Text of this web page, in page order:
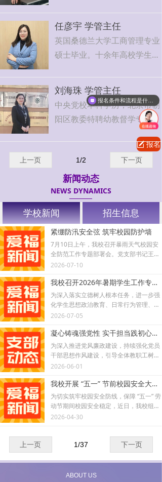
学校新闻 招生信息
紧绷防汛安全弦 筑牢校园防护墙
7月10日上午，我校召开暴雨天气校园安
全防范工作专题部署会。党支部书记王效
萱，副校长韩同林、李勇出席，各职能部
参会。会议从风险研判、任务细化、责任
压实、督导问责四个方面，全面部署校园
防汛应急工作。
2026-07-10
我校召开2026年暑期学生工作专项部署会
为深入落实立德树人根本任务，进一步强
化学生思想政治教育、日常行为管理、校
园服务保障及安全稳定工作，扎实推进学
专项任务，7月1日下午，北京爱福幼师护
理学校学生处在职教楼205会议室组织召
开了2026年暑期学生工作专项部署会。学
校副校长韩同林出席会议并作专项工作部
干部及业务骨干、各二级教学系部学工分
2026-07-05
凝心铸魂强党性 实干担当践初心｜校党支部召开“树立和践行正确政绩观”专题学习会
为深入推进党风廉政建设，持续强化党员
干部思想作风建设，引导全体教职工树立
正确的权力观、政绩观、事业观，切实把
教育教学与管理服务全过程，近日，校党
支部组织召开“树立和践行正确政绩观”专
题学习会。本次会议由学校党支部书记王
效萱主持，校长李芳芳、副校长李勇、副
2026-06-01
我校开展 “五一” 节前校园安全大检查
为切实筑牢校园安全防线，保障 “五一” 劳
动节期间校园安全稳定，近日，我校组织
开展 “五一” 节前校园安全专项大检查。副
山校区、双桥校区开展实地排查，学生
处、后勤保卫处负责人及相关工作人员陪
同检查。
2026-04-30
上一页 下一页
1/37
ABOUT US
新闻动态
NEWS DYNAMICS
质教育在音乐教学中的重要
性》《钢琴教学中歌唱性的培
养》《钢琴基础训练应注意的
问题》《初学钢琴的要点》
现任爱福幼师特聘教授，负责
音乐类课程的教学任务。
教务管理工作。
任彦宇 学管主任
英国桑德兰大学工商管理专业
硕士毕业。十余年高校学生管
现任爱福幼师学管主任，负责
房山校区学生管理工作。
刘海珠 学管主任
中央党校本科学历，北京市朝
阳区教委特聘幼教督学专家，
公办幼儿园资深园长，大型连
锁机构园长、督导讲师，幼教
行业工作经验四十二年。拥有
北京市教委颁发的《幼儿园园
长资格证》《幼儿园教师资格
证》《幼儿园高级教师证》
等。
现任爱福幼师学管主任，负责
朝阳校区学生管理工作。
上一页 下一页
1/2
녁 报名
报名条件和流程是什么？外地学生可以报考吗？